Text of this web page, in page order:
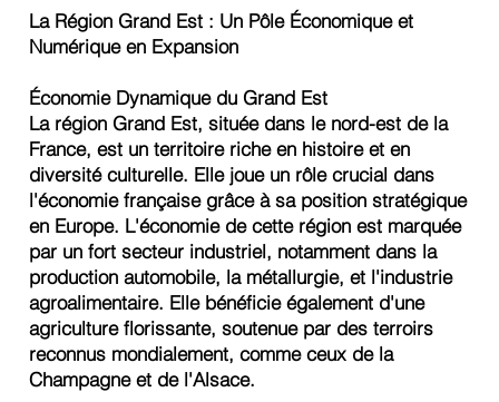
La Région Grand Est : Un Pôle Économique et
Numérique en Expansion
Économie Dynamique du Grand Est
La région Grand Est, située dans le nord-est de la
France, est un territoire riche en histoire et en
diversité culturelle. Elle joue un rôle crucial dans
l'économie française grâce à sa position stratégique
en Europe. L'économie de cette région est marquée
par un fort secteur industriel, notamment dans la
production automobile, la métallurgie, et l'industrie
agroalimentaire. Elle bénéficie également d'une
agriculture florissante, soutenue par des terroirs
reconnus mondialement, comme ceux de la
Champagne et de l'Alsace.